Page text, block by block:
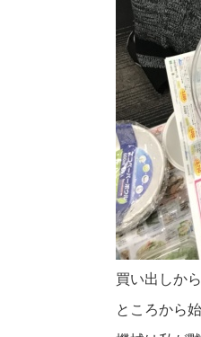
買い出しか
ところから